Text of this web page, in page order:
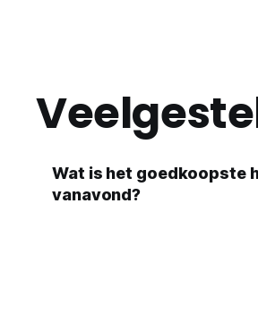
Wat is het goedkoopste
vanavond?